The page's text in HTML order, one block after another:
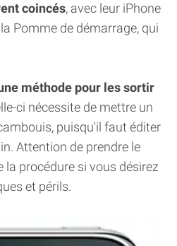
coincés, avec leur iPhone
Pomme de démarrage, qui
méthode pour les sortir
ci nécessite de mettre un
puisqu'il faut éditer
Attention de prendre le
la procédure si vous désirez
et périls.